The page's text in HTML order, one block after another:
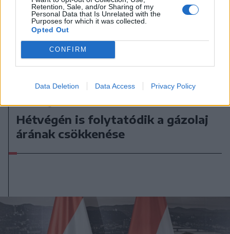
Retention, Sale, and/or Sharing of my
Personal Data that Is Unrelated with the
Purposes for which it was collected.
Opted Out
CONFIRM
Data Deletion Data Access Privacy Policy
Hétvégén is folytatódik a gázolaj
árának csökkenése